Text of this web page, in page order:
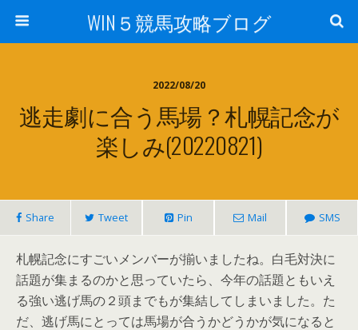
WIN５競馬攻略ブログ
2022/08/20
逃走劇に合う馬場？札幌記念が
楽しみ(20220821)
Share Tweet Pin Mail SMS
札幌記念にすごいメンバーが揃いましたね。白毛対決に
話題が集まるのかと思っていたら、今年の話題ともいえ
る強い逃げ馬の２頭までもが集結してしまいました。た
だ、逃げ馬にとっては馬場が合うかどうかが気になると